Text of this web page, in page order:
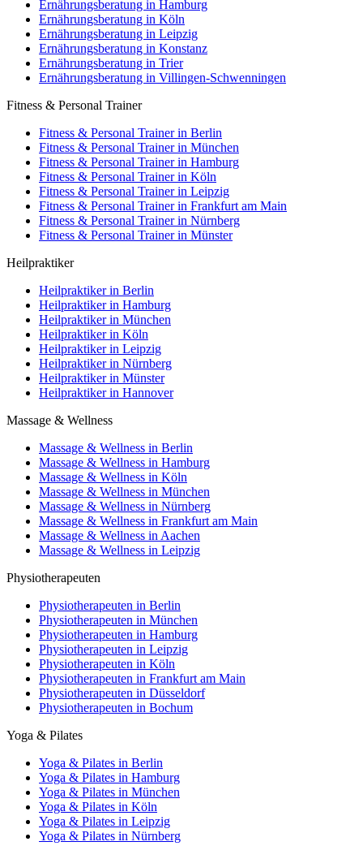
Ernährungsberatung in Hamburg
Ernährungsberatung in Köln
Ernährungsberatung in Leipzig
Ernährungsberatung in Konstanz
Ernährungsberatung in Trier
Ernährungsberatung in Villingen-Schwenningen
Fitness & Personal Trainer
Fitness & Personal Trainer in Berlin
Fitness & Personal Trainer in München
Fitness & Personal Trainer in Hamburg
Fitness & Personal Trainer in Köln
Fitness & Personal Trainer in Leipzig
Fitness & Personal Trainer in Frankfurt am Main
Fitness & Personal Trainer in Nürnberg
Fitness & Personal Trainer in Münster
Heilpraktiker
Heilpraktiker in Berlin
Heilpraktiker in Hamburg
Heilpraktiker in München
Heilpraktiker in Köln
Heilpraktiker in Leipzig
Heilpraktiker in Nürnberg
Heilpraktiker in Münster
Heilpraktiker in Hannover
Massage & Wellness
Massage & Wellness in Berlin
Massage & Wellness in Hamburg
Massage & Wellness in Köln
Massage & Wellness in München
Massage & Wellness in Nürnberg
Massage & Wellness in Frankfurt am Main
Massage & Wellness in Aachen
Massage & Wellness in Leipzig
Physiotherapeuten
Physiotherapeuten in Berlin
Physiotherapeuten in München
Physiotherapeuten in Hamburg
Physiotherapeuten in Leipzig
Physiotherapeuten in Köln
Physiotherapeuten in Frankfurt am Main
Physiotherapeuten in Düsseldorf
Physiotherapeuten in Bochum
Yoga & Pilates
Yoga & Pilates in Berlin
Yoga & Pilates in Hamburg
Yoga & Pilates in München
Yoga & Pilates in Köln
Yoga & Pilates in Leipzig
Yoga & Pilates in Nürnberg